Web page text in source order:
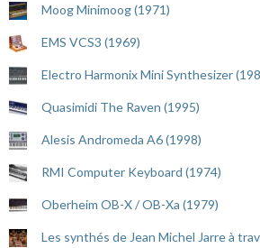
Moog Minimoog (1971)
EMS VCS3 (1969)
Electro Harmonix Mini Synthesizer
Quasimidi The Raven (1995)
Alesis Andromeda A6 (1998)
RMI Computer Keyboard (1974)
Oberheim OB-X / OB-Xa (1979)
Les synthés de Jean Michel Jarre à